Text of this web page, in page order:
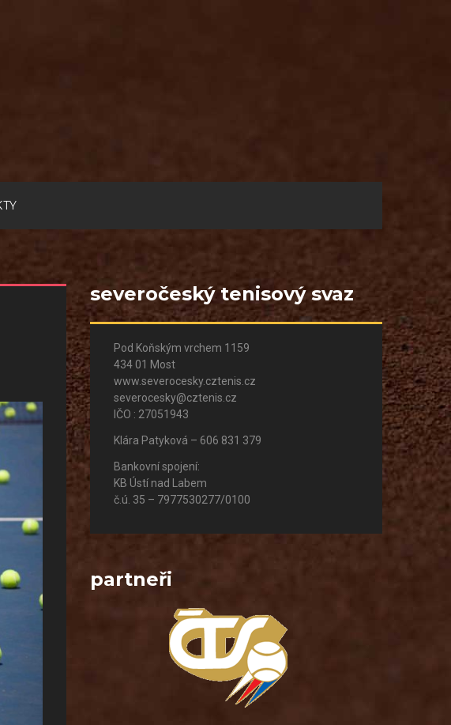
severočeský tenisový svaz
Pod Koňským vrchem 1159
434 01 Most
www.severocesky.cztenis.cz
severocesky@cztenis.cz
IČO : 27051943
Klára Patyková – 606 831 379
Bankovní spojení:
KB Ústí nad Labem
č.ú. 35 – 7977530277/0100
partneři